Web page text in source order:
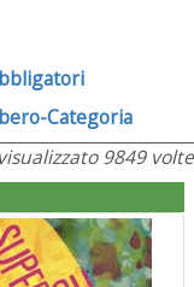
Categoria
9849 volte